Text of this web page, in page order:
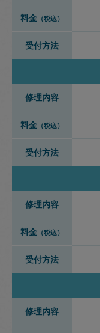
料金 （税込）
受付方法
修理内容
料金 （税込）
受付方法
修理内容
料金 （税込）
受付方法
修理内容